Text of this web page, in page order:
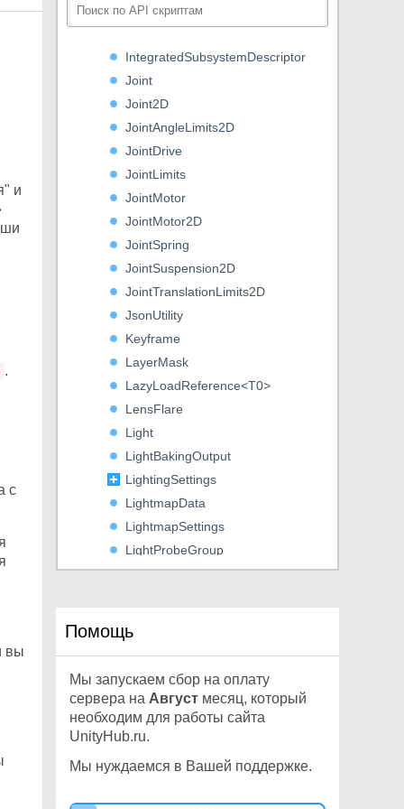
и
.
с
вы
Input
IntegratedSubsystemDescriptor
Joint
Joint2D
JointAngleLimits2D
JointDrive
JointLimits
JointMotor
JointMotor2D
JointSpring
JointSuspension2D
JointTranslationLimits2D
JsonUtility
Keyframe
LayerMask
LazyLoadReference<T0>
LensFlare
Light
LightBakingOutput
LightingSettings
LightmapData
LightmapSettings
LightProbeGroup
LightProbeProxyVolume
LocationInfo
LocationService
LOD
LODGroup
Помощь
Мы запускаем сбор на оплату
сервера на Август месяц, который
необходим для работы сайта
UnityHub.ru.
Мы нуждаемся в Вашей поддержке.